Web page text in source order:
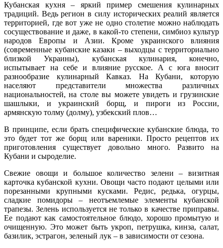
Кубанская кухня – яркий пример смешения кулинарных
традиций. Ведь регион в силу исторических реалий является
территорией, где вот уже не одно столетие можно наблюдать
сосуществование и даже, в какой-то степени, симбиоз культур
народов Европы и Азии. Кроме украинского влияния
(современные кубанские казаки – выходцы с территориально
близкой Украины), кубанская кулинария, конечно,
испытывает на себе и влияние русское. А с юга вносит
разнообразие кулинарный Кавказ. На Кубани, которую
населяют представители множества различных
национальностей, на столе вы можете увидеть и грузинские
шашлыки, и украинский борщ, и пироги из России,
армянскую толму (долму), узбекский плов…
В принципе, если брать специфические кубанские блюда, то
это будет тот же борщ или вареники. Просто рецептов их
приготовления существует довольно много. Развито на
Кубани и сыроделие.
Свежие овощи и большое количество зелени – визитная
карточка кубанской кухни. Овощи часто подают целыми или
порезанными крупными кусками. Редис, редька, огурцы,
сладкие помидоры – неотъемлемые элементы кубанской
трапезы. Зелень используется не только в качестве приправы.
Ее подают как самостоятельное блюдо, хорошо промытую и
очищенную. Это может быть укроп, петрушка, кинза, салат,
базилик, эстрагон, зеленый лук – в зависимости от сезона.